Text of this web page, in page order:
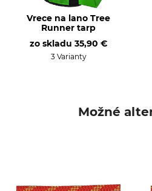
Norma
EN 1891 A
Vrece na lano Tree
Runner tarp
zo skladu 35,90 €
3 Varianty
Možné